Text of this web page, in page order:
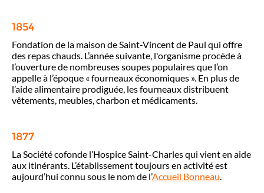
1854
Fondation de la maison de Saint-Vincent de Paul qui offre
des repas chauds. L’année suivante, l'organisme procède à
l’ouverture de nombreuses soupes populaires que l’on
appelle à l’époque « fourneaux économiques ». En plus de
l’aide alimentaire prodiguée, les fourneaux distribuent
vêtements, meubles, charbon et médicaments.
1877
La Société cofonde l’Hospice Saint-Charles qui vient en aide
aux itinérants. L’établissement toujours en activité est
aujourd’hui connu sous le nom de l’Accueil Bonneau.